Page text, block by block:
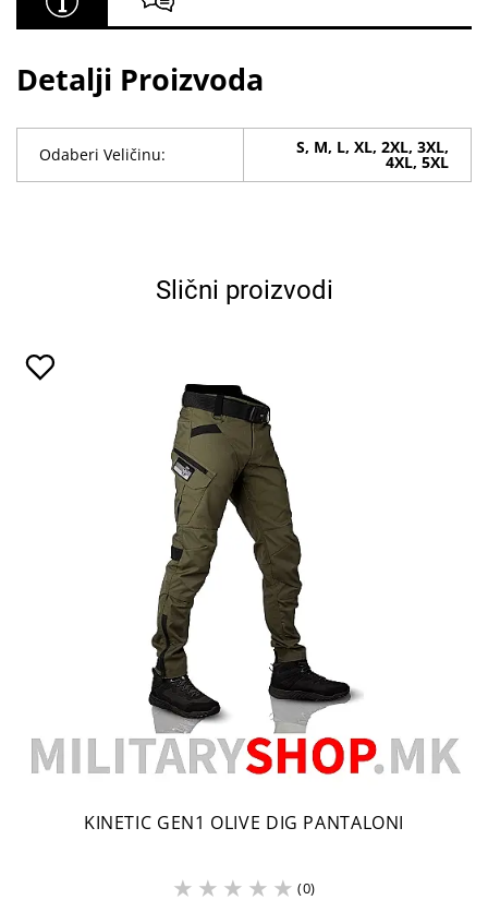
Detalji Proizvoda
Odaberi Veličinu: S, M, L, XL, 2XL, 3XL,
4XL, 5XL
Slični proizvodi
KINETIC GEN1 OLIVE DIG PANTALONI
(0)